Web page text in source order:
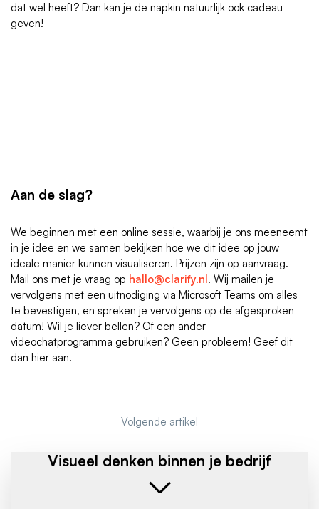
dat wel heeft? Dan kan je de napkin natuurlijk ook cadeau
geven!
Aan de slag?
We beginnen met een online sessie, waarbij je ons meeneemt
in je idee en we samen bekijken hoe we dit idee op jouw
ideale manier kunnen visualiseren. Prijzen zijn op aanvraag.
Mail ons met je vraag op hallo@clarify.nl. Wij mailen je
vervolgens met een uitnodiging via Microsoft Teams om alles
te bevestigen, en spreken je vervolgens op de afgesproken
datum! Wil je liever bellen? Of een ander
videochatprogramma gebruiken? Geen probleem! Geef dit
dan hier aan.
Volgende artikel
Visueel denken binnen je bedrijf